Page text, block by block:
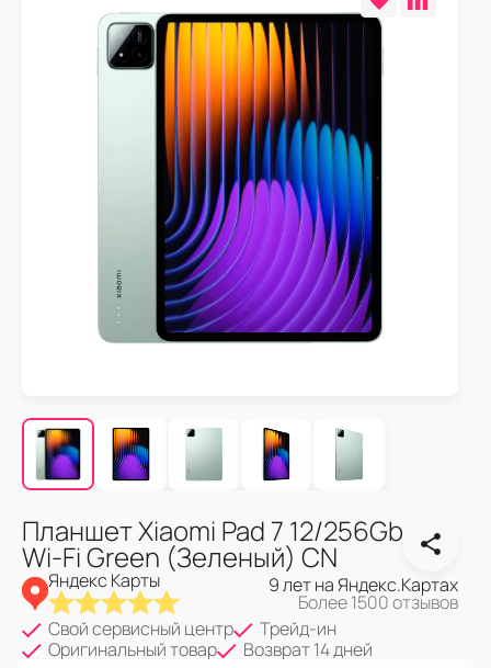
Планшет Xiaomi Pad 7 12/256Gb
Wi-Fi Green (Зеленый) CN
Яндекс Карты 9 лет на Яндекс.Картах
Более 1500 отзывов
Свой сервисный центр
Трейд-ин
Оригинальный товар
Возврат 14 дней